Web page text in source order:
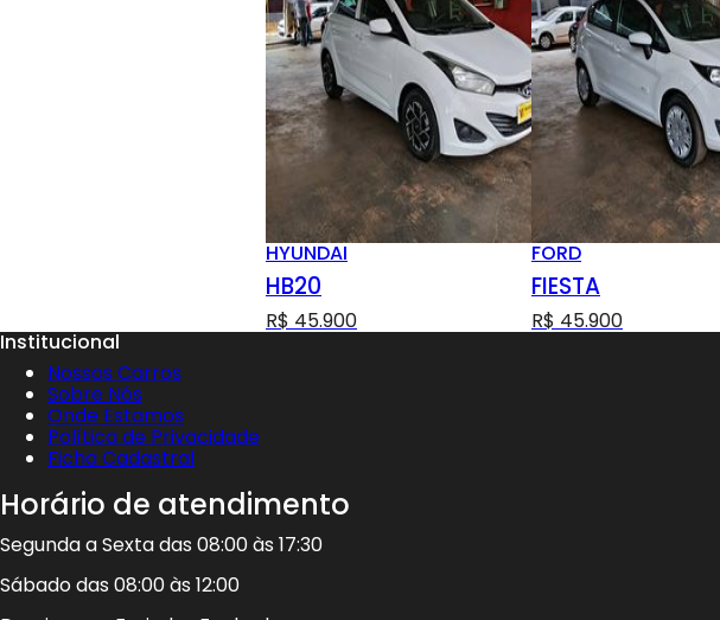
HYUNDAI
HB20
R$ 45.900
FORD
FIESTA
R$ 45.900
Institucional
Nossos Carros
Sobre Nós
Onde Estamos
Política de Privacidade
Ficha Cadastral
Horário de atendimento
Segunda a Sexta das 08:00 às 17:30
Sábado das 08:00 às 12:00